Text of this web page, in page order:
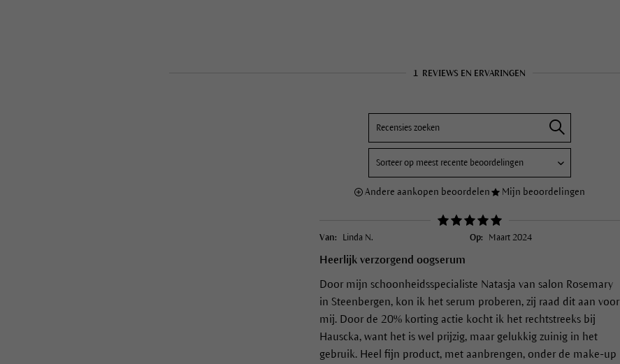
1 REVIEWS EN ERVARINGEN
Andere aankopen beoordelen Mijn beoordelingen
Van: Linda N. Op: Maart 2024
Heerlijk verzorgend oogserum
Door mijn schoonheidsspecialiste Natasja van salon Rosemary
in Steenbergen, kon ik het serum proberen, zij raad dit aan voor
mij. Door de 20% korting actie kocht ik het rechtstreeks bij
Hauscka, want het is wel prijzig, maar gelukkig zuinig in het
gebruik. Heel fijn product, met aanbrengen, onder de make-up